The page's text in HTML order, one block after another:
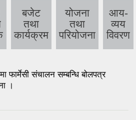
बजेट
तथा
कार्यक्रम
योजना
तथा
परियोजना
आय-
व्यय
विवरण
फार्मेसी संचालन सम्बन्धि बोलपत्र
।